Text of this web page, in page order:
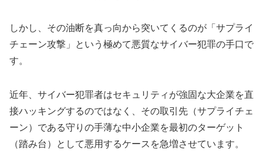
しかし、その油断を真っ向から突いてくるのが「サプライ
チェーン攻撃」という極めて悪質なサイバー犯罪の手口で
す。
近年、サイバー犯罪者はセキュリティが強固な大企業を直
接ハッキングするのではなく、その取引先（サプライチェ
ーン）である守りの手薄な中小企業を最初のターゲット
（踏み台）として悪用するケースを急増させています。